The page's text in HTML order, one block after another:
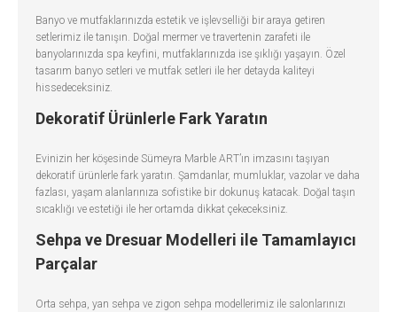
Banyo ve mutfaklarınızda estetik ve işlevselliği bir araya getiren
setlerimiz ile tanışın. Doğal mermer ve travertenin zarafeti ile
banyolarınızda spa keyfini, mutfaklarınızda ise şıklığı yaşayın. Özel
tasarım banyo setleri ve mutfak setleri ile her detayda kaliteyi
hissedeceksiniz.
Dekoratif Ürünlerle Fark Yaratın
Evinizin her köşesinde Sümeyra Marble ART’ın imzasını taşıyan
dekoratif ürünlerle fark yaratın. Şamdanlar, mumluklar, vazolar ve daha
fazlası, yaşam alanlarınıza sofistike bir dokunuş katacak. Doğal taşın
sıcaklığı ve estetiği ile her ortamda dikkat çekeceksiniz.
Sehpa ve Dresuar Modelleri ile Tamamlayıcı
Parçalar
Orta sehpa, yan sehpa ve zigon sehpa modellerimiz ile salonlarınızı